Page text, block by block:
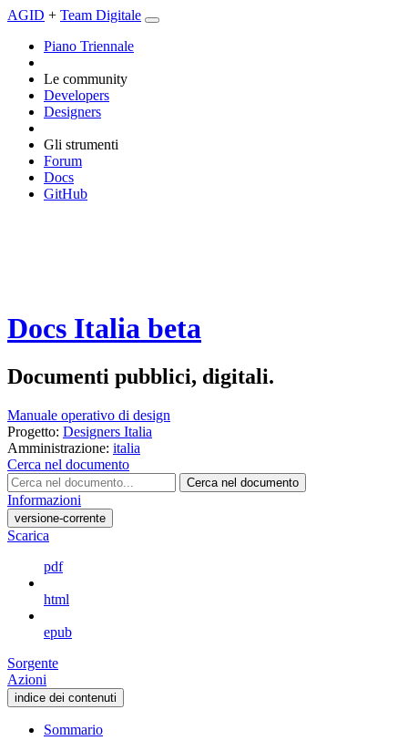
AGID + Team Digitale
Piano Triennale
Le community
Developers
Designers
Gli strumenti
Forum
Docs
GitHub
Docs Italia beta
Documenti pubblici, digitali.
Manuale operativo di design
Progetto: Designers Italia
Amministrazione: italia
Cerca nel documento
Cerca nel documento
Informazioni
versione-corrente
Scarica
pdf
html
epub
Sorgente
Azioni
indice dei contenuti
Sommario